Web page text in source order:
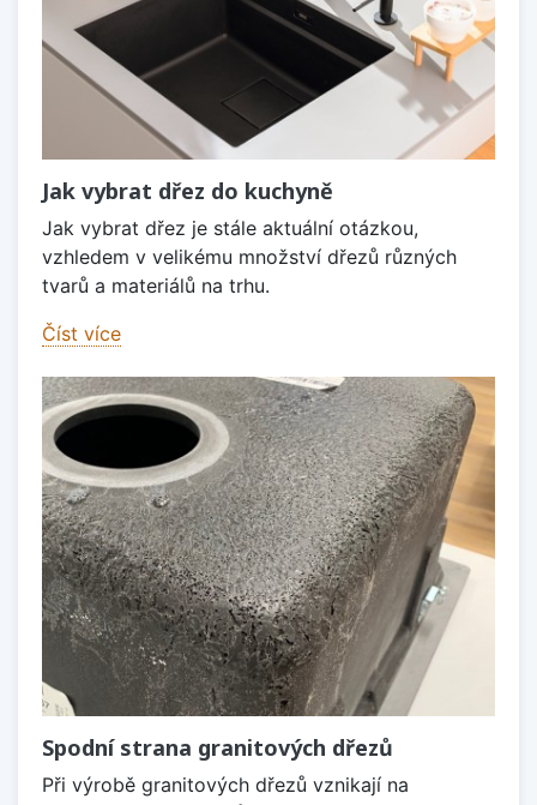
Jak vybrat dřez do kuchyně
Jak vybrat dřez je stále aktuální otázkou,
vzhledem v velikému množství dřezů různých
tvarů a materiálů na trhu.
Číst více
Spodní strana granitových dřezů
Při výrobě granitových dřezů vznikají na